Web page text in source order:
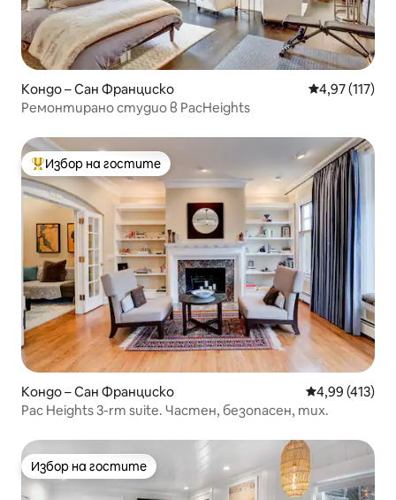
Кондо – Сан Франциско Средна
4,97 (117)
Ремонтирано студио в PacHeights
Най-популярен избор на гостите
Избор на гостите
Кондо – Сан Франциско Средна
4,99 (413)
Pac Heights 3-rm suite. Частен, безопасен, тих.
Избор на гостите
Избор на гостите